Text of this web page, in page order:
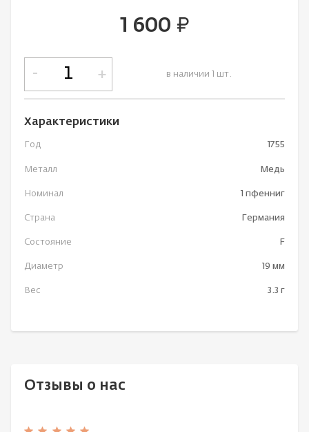
1 600 руб.
в наличии 1 шт.
- +
Характеристики
Год 1755
Металл Медь
Номинал 1 пфенниг
Страна Германия
Состояние F
Диаметр 19 мм
Вес 3.3 г
Отзывы о нас